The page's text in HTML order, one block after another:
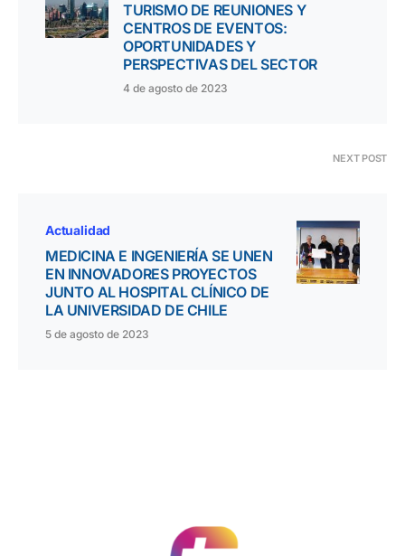
TURISMO DE REUNIONES Y
CENTROS DE EVENTOS:
OPORTUNIDADES Y
PERSPECTIVAS DEL SECTOR
4 de agosto de 2023
NEXT POST
Actualidad
MEDICINA E INGENIERÍA SE UNEN
EN INNOVADORES PROYECTOS
JUNTO AL HOSPITAL CLÍNICO DE
LA UNIVERSIDAD DE CHILE
5 de agosto de 2023